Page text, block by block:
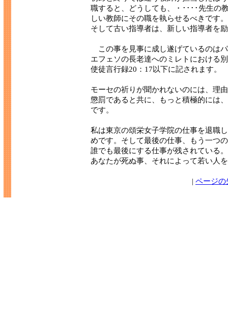
職すると、どうしても、・････先生の
しい教師にその職を執らせるべきです。
そして古い指導者は、新しい指導者を
この事を見事に成し遂げているのは
エフェソの長老達へのミレトにおける
使徒言行録20：17以下に記されます。
モーセの祈りが聞かれないのには、理
懲罰であると共に、もっと積極的には
です。
私は東京の頌栄女子学院の仕事を退職
めです。そして最後の仕事、もう一つ
誰でも最後にする仕事が残されている
あなたが死ぬ事、それによって若い人
| ページの